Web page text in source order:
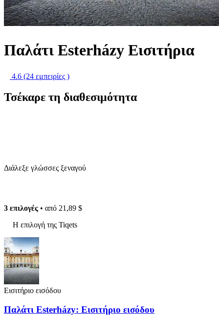
Παλάτι Esterházy Εισιτήρια
4.6 (24 εμπειρίες )
Τσέκαρε τη διαθεσιμότητα
Διάλεξε γλώσσες ξεναγού
3 επιλογές • από 21,89 $
Η επιλογή της Tiqets
Εισιτήριο εισόδου
Παλάτι Esterházy: Εισιτήριο εισόδου